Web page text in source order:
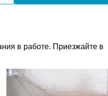
в работе. Приезжайте в